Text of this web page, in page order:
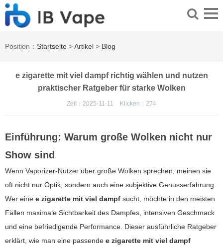
Position： Startseite >Artikel > Blog
e zigarette mit viel dampf richtig wählen und nutzen
praktischer Ratgeber für starke Wolken
Zeit：2025-11-11 Klicken： 274
Einführung: Warum große Wolken nicht nur
Show sind
Wenn Vaporizer-Nutzer über große Wolken sprechen, meinen sie
oft nicht nur Optik, sondern auch eine subjektive Genusserfahrung.
Wer eine e zigarette mit viel dampf sucht, möchte in den meisten
Fällen maximale Sichtbarkeit des Dampfes, intensiven Geschmack
und eine befriedigende Performance. Dieser ausführliche Ratgeber
erklärt, wie man eine passende e zigarette mit viel dampf